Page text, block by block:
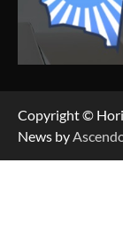
Copyright ©
News by